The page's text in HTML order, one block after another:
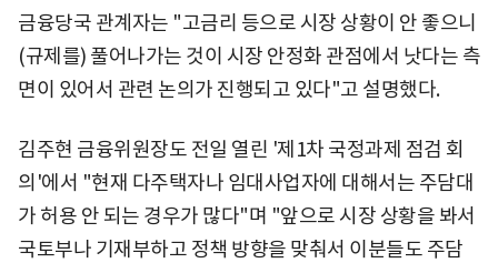
금융당국 관계자는 "고금리 등으로 시장 상황이 안 좋으니
(규제를) 풀어나가는 것이 시장 안정화 관점에서 낫다는 측
면이 있어서 관련 논의가 진행되고 있다"고 설명했다.
김주현 금융위원장도 전일 열린 '제1차 국정과제 점검 회
의'에서 "현재 다주택자나 임대사업자에 대해서는 주담대
가 허용 안 되는 경우가 많다"며 "앞으로 시장 상황을 봐서
국토부나 기재부하고 정책 방향을 맞춰서 이분들도 주담